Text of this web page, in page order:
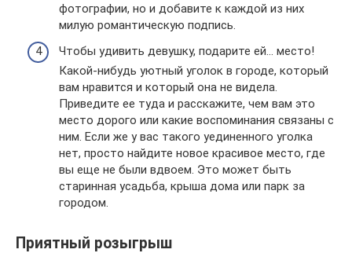
фотографии, но и добавите к каждой из них
милую романтическую подпись.
Чтобы удивить девушку, подарите ей… место!
Какой-нибудь уютный уголок в городе, который
вам нравится и который она не видела.
Приведите ее туда и расскажите, чем вам это
место дорого или какие воспоминания связаны с
ним. Если же у вас такого уединенного уголка
нет, просто найдите новое красивое место, где
вы еще не были вдвоем. Это может быть
старинная усадьба, крыша дома или парк за
городом.
Приятный розыгрыш